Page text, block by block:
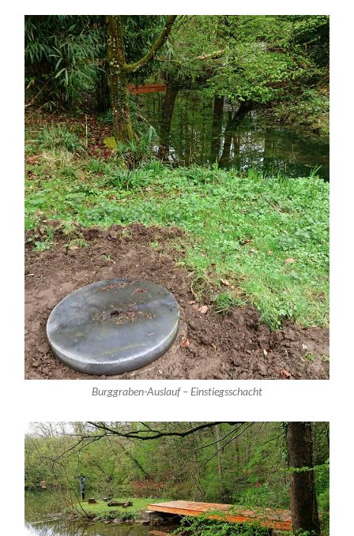
Burggraben-Auslauf – Einstiegsschacht